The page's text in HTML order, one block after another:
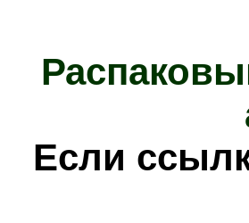
Если